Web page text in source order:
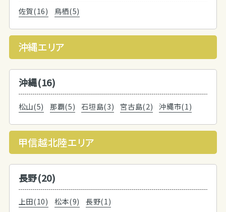
佐賀(16) 鳥栖(5)
沖縄エリア
沖縄(16)
松山(5) 那覇(5) 石垣島(3) 宮古島(2) 沖縄市(1)
甲信越北陸エリア
長野(20)
上田(10) 松本(9) 長野(1)